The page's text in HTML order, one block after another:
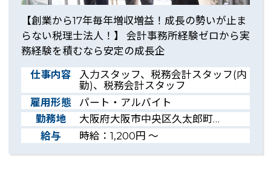
【創業から17年毎年増収増益！成長の勢いが止ま
らない税理士法人！】 会計事務所経験ゼロから実
務経験を積むなら安定の成長企
仕事内容
入力スタッフ、税務会計スタッフ(内
勤)、税務会計スタッフ
雇用形態
パート・アルバイト
勤務地
大阪府大阪市中央区久太郎町…
給与
時給：1,200円 ～